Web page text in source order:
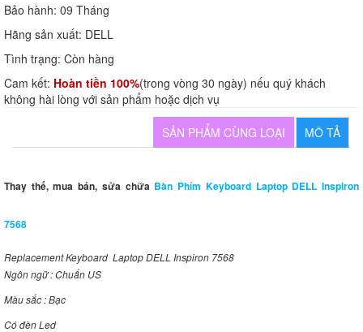
Bảo hành: 09 Tháng
Hãng sản xuất: DELL
Tình trạng: Còn hàng
Cam kết: Hoàn tiền 100%(trong vòng 30 ngày) nếu quý khách
không hài lòng với sản phẩm hoặc dịch vụ
MÔ TẢ
SẢN PHẨM CÙNG LOẠI
Thay thế, mua bán, sửa chữa Bàn Phím Keyboard Laptop DELL Inspiron
7568
Replacement Keyboard Laptop DELL Inspiron 7568
Ngôn ngữ : Chuẩn US
Màu sắc : Bạc
Có đèn Led